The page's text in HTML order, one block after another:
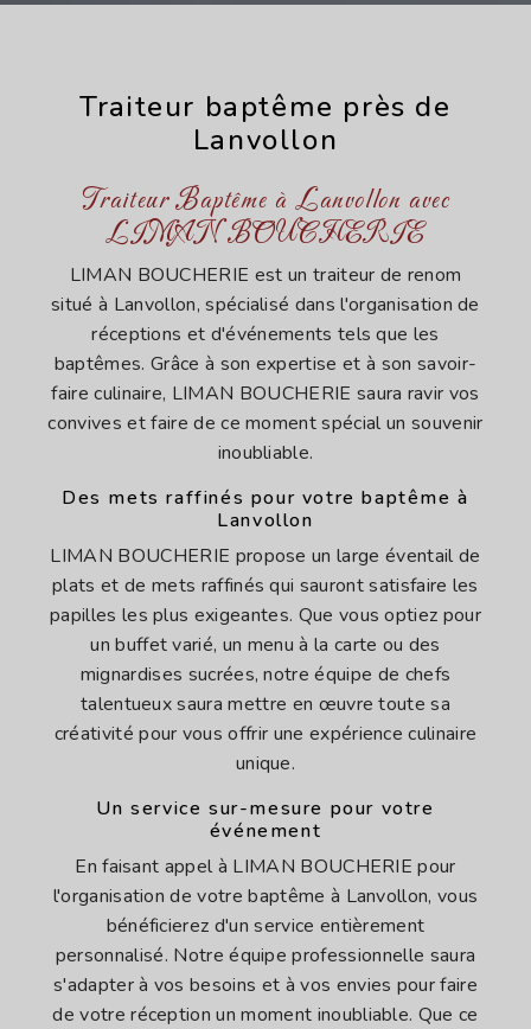
Traiteur baptême près de
Lanvollon
Traiteur Baptême à Lanvollon avec
LIMAN BOUCHERIE
LIMAN BOUCHERIE est un traiteur de renom
situé à Lanvollon, spécialisé dans l'organisation de
réceptions et d'événements tels que les
baptêmes. Grâce à son expertise et à son savoir-
faire culinaire, LIMAN BOUCHERIE saura ravir vos
convives et faire de ce moment spécial un souvenir
inoubliable.
Des mets raffinés pour votre baptême à
Lanvollon
LIMAN BOUCHERIE propose un large éventail de
plats et de mets raffinés qui sauront satisfaire les
papilles les plus exigeantes. Que vous optiez pour
un buffet varié, un menu à la carte ou des
mignardises sucrées, notre équipe de chefs
talentueux saura mettre en œuvre toute sa
créativité pour vous offrir une expérience culinaire
unique.
Un service sur-mesure pour votre
événement
En faisant appel à LIMAN BOUCHERIE pour
l'organisation de votre baptême à Lanvollon, vous
bénéficierez d'un service entièrement
personnalisé. Notre équipe professionnelle saura
s'adapter à vos besoins et à vos envies pour faire
de votre réception un moment inoubliable. Que ce